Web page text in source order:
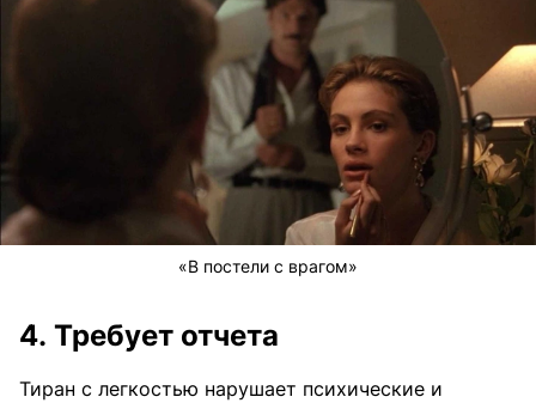
«В постели с врагом»
4. Требует отчета
Тиран с легкостью нарушает психические и